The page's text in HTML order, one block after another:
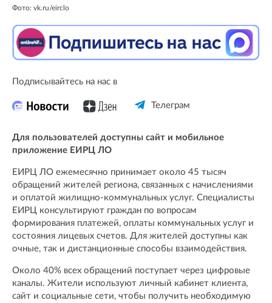
Фото: vk.ru/eirclo
Подписывайтесь на нас в
Телеграм
Для пользователей доступны сайт и мобильное
приложение ЕИРЦ ЛО
ЕИРЦ ЛО ежемесячно принимает около 45 тысяч
обращений жителей региона, связанных с начислениями
и оплатой жилищно-коммунальных услуг. Специалисты
ЕИРЦ консультируют граждан по вопросам
формирования платежей, оплаты коммунальных услуг и
состояния лицевых счетов. Для жителей доступны как
очные, так и дистанционные способы взаимодействия.
Около 40% всех обращений поступает через цифровые
каналы. Жители используют личный кабинет клиента,
сайт и социальные сети, чтобы получить необходимую